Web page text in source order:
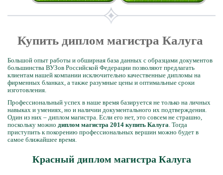
Купить диплом магистра Калуга
Большой опыт работы и обширная база данных с образцами документов
большинства ВУЗов Российской Федерации позволяют предлагать
клиентам нашей компании исключительно качественные дипломы на
фирменных бланках, а также разумные цены и оптимальные сроки
изготовления.
Профессиональный успех в наше время базируется не только на личных
навыках и умениях, но и наличии документального их подтверждения.
Один из них – диплом магистра. Если его нет, это совсем не страшно,
поскольку можно диплом магистра 2014 купить Калуга. Тогда
приступить к покорению профессиональных вершин можно будет в
самое ближайшее время.
Красный диплом магистра Калуга